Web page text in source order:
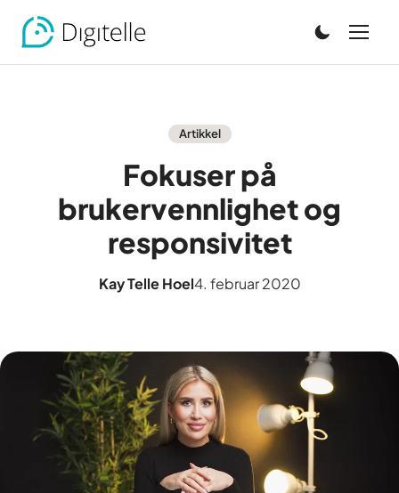
Artikkel
Fokuser på
brukervennlighet og
responsivitet
Kay Telle Hoel4. februar 2020